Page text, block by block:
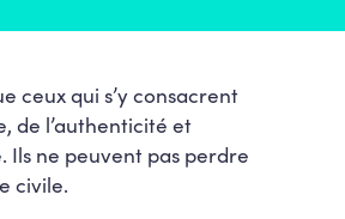
ceux qui s’y consacrent
de l’authenticité et
Ils ne peuvent pas perdre
civile.